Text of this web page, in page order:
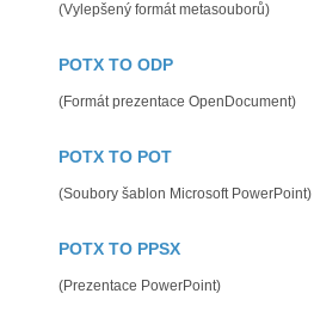
(Vylepšený formát metasouborů)
POTX TO ODP
(Formát prezentace OpenDocument)
POTX TO POT
(Soubory šablon Microsoft PowerPoint)
POTX TO PPSX
(Prezentace PowerPoint)